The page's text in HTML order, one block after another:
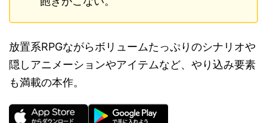
放置系RPGながらボリュームたっぷりのシナリオや
隠しアニメーションやアイテムなど、やり込み要素
も満載の本作。